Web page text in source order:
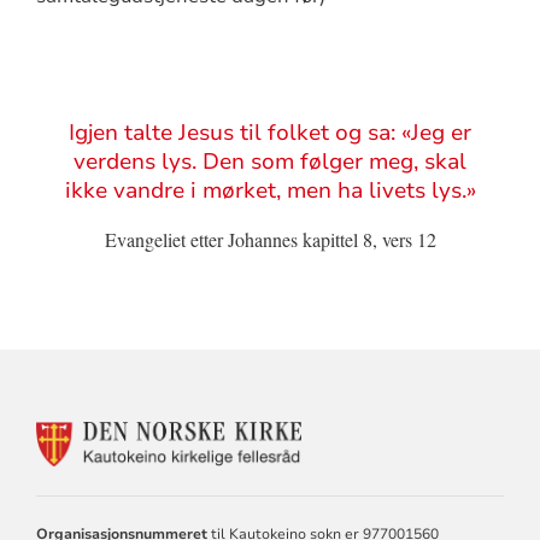
Sitat
Igjen talte Jesus til folket og sa: «Jeg er
verdens lys. Den som følger meg, skal
ikke vandre i mørket, men ha livets lys.»
Evangeliet etter Johannes kapittel 8, vers 12
KONTAKTINFORMASJON
FOR
FELLESRÅD
Organisasjonsnummerettil Kautokeino sokn er 977001560